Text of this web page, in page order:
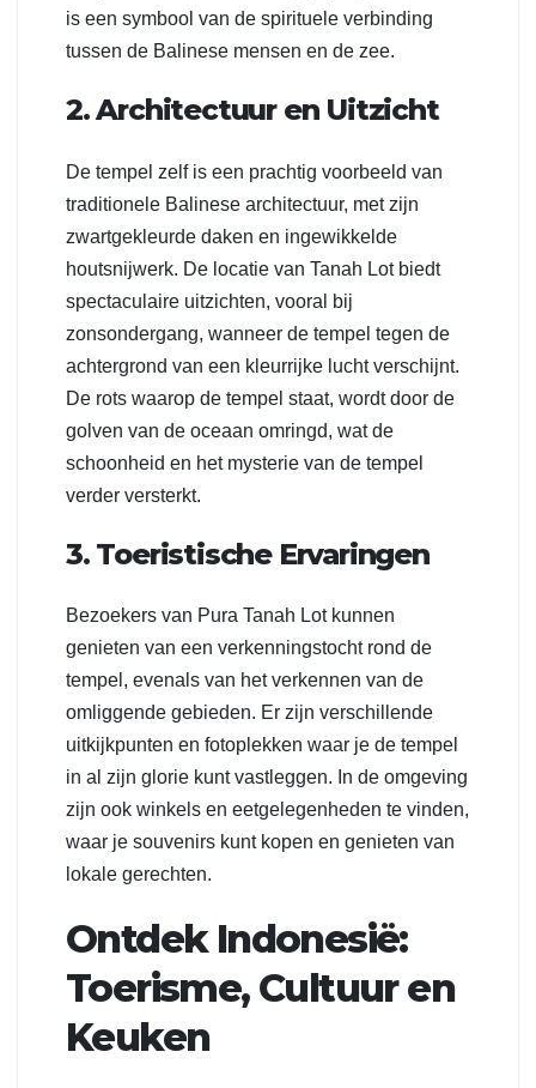
is een symbool van de spirituele verbinding
tussen de Balinese mensen en de zee.
2. Architectuur en Uitzicht
De tempel zelf is een prachtig voorbeeld van
traditionele Balinese architectuur, met zijn
zwartgekleurde daken en ingewikkelde
houtsnijwerk. De locatie van Tanah Lot biedt
spectaculaire uitzichten, vooral bij
zonsondergang, wanneer de tempel tegen de
achtergrond van een kleurrijke lucht verschijnt.
De rots waarop de tempel staat, wordt door de
golven van de oceaan omringd, wat de
schoonheid en het mysterie van de tempel
verder versterkt.
3. Toeristische Ervaringen
Bezoekers van Pura Tanah Lot kunnen
genieten van een verkenningstocht rond de
tempel, evenals van het verkennen van de
omliggende gebieden. Er zijn verschillende
uitkijkpunten en fotoplekken waar je de tempel
in al zijn glorie kunt vastleggen. In de omgeving
zijn ook winkels en eetgelegenheden te vinden,
waar je souvenirs kunt kopen en genieten van
lokale gerechten.
Ontdek Indonesië:
Toerisme, Cultuur en
Keuken